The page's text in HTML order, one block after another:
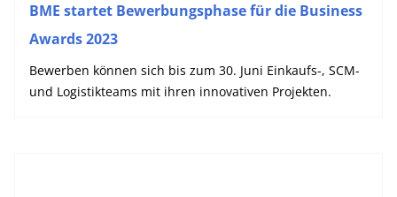
BME startet Bewerbungsphase für die Business
Awards 2023
Bewerben können sich bis zum 30. Juni Einkaufs-, SCM-
und Logistikteams mit ihren innovativen Projekten.